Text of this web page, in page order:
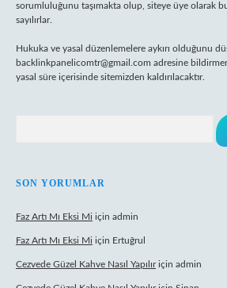
sorumluluğunu taşımakta olup, siteye üye olarak
sayılırlar.
Hukuka ve yasal düzenlemelere aykırı olduğunu
backlinkpanelicomtr@gmail.com adresine
yasal süre içerisinde sitemizden kaldırılacaktır.
SON YORUMLAR
Faz Artı Mı Eksi Mi için admin
Faz Artı Mı Eksi Mi için Ertuğrul
Cezvede Güzel Kahve Nasıl Yapılıriçin admin